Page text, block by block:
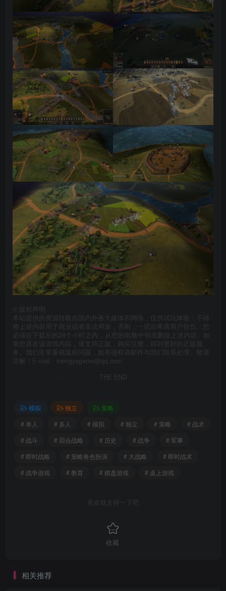
版权声明
本站提供的资源转载自国内外各大媒体和网络，仅供试玩体验；不得
将上述内容用于商业或者非法用途，否则，一切后果请用户自负。您
必须在下载后的24个小时之内，从您的电脑中彻底删除上述内容。如
果您喜欢该游戏内容，请支持正版，购买注册，得到更好的正版服
务。我们非常重视版权问题，如有侵权请邮件与我们联系处理。敬请
谅解！E-mail：mengyagame@qq.com
THE END
模拟 独立
策略
# 单人
# 多人 # 模拟 # 独立 # 策略
# 战术
# 战斗
# 回合战略 # 历史 # 战争
# 军事
# 即时战略
# 策略角色扮演 # 大战略
# 即时战术
# 战争游戏
# 教育 # 棋盘游戏 # 桌上游戏
喜欢就支持一下吧
收藏
相关推荐